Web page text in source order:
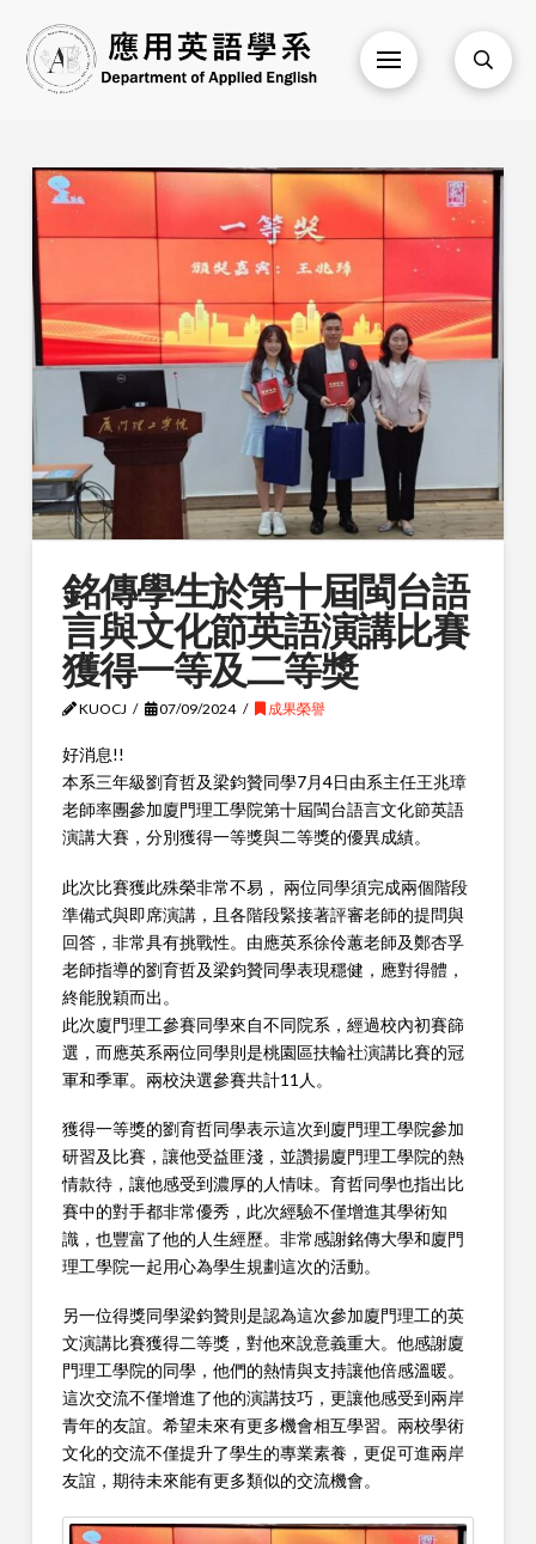
銘傳學生於第十屆閩台語
言與文化節英語演講比賽
獲得一等及二等獎
KUOCJ 07/09/2024 成果榮譽
好消息!!
本系三年級劉育哲及梁鈞贊同學7月4日由系主任王兆璋
老師率團參加廈門理工學院第十屆閩台語言文化節英語
演講大賽，分別獲得一等獎與二等獎的優異成績。
此次比賽獲此殊榮非常不易， 兩位同學須完成兩個階段
準備式與即席演講，且各階段緊接著評審老師的提問與
回答，非常具有挑戰性。由應英系徐伶蕙老師及鄭杏孚
老師指導的劉育哲及梁鈞贊同學表現穩健，應對得體，
終能脫穎而出。
此次廈門理工參賽同學來自不同院系，經過校內初賽篩
選，而應英系兩位同學則是桃園區扶輪社演講比賽的冠
軍和季軍。兩校決選參賽共計11人。
獲得一等獎的劉育哲同學表示這次到廈門理工學院參加
研習及比賽，讓他受益匪淺，並讚揚廈門理工學院的熱
情款待，讓他感受到濃厚的人情味。育哲同學也指出比
賽中的對手都非常優秀，此次經驗不僅增進其學術知
識，也豐富了他的人生經歷。非常感謝銘傳大學和廈門
理工學院一起用心為學生規劃這次的活動。
另一位得獎同學梁鈞贊則是認為這次參加廈門理工的英
文演講比賽獲得二等獎，對他來說意義重大。他感謝廈
門理工學院的同學，他們的熱情與支持讓他倍感溫暖。
這次交流不僅增進了他的演講技巧，更讓他感受到兩岸
青年的友誼。希望未來有更多機會相互學習。兩校學術
文化的交流不僅提升了學生的專業素養，更促可進兩岸
友誼，期待未來能有更多類似的交流機會。